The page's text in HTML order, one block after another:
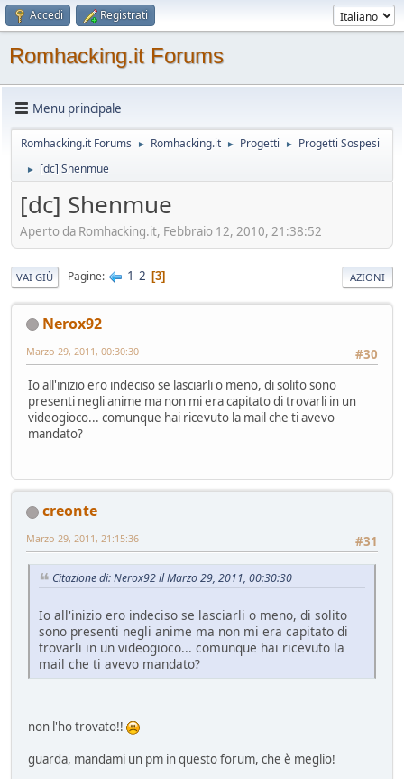
Accedi Registrati
Romhacking.it Forums
Menu principale
Romhacking.it Forums ► Romhacking.it ► Progetti ► Progetti Sospesi
► [dc] Shenmue
[dc] Shenmue
Aperto da Romhacking.it, Febbraio 12, 2010, 21:38:52
VAI GIÙ Pagine 1 2 3 AZIONI
Nerox92
#30
Marzo 29, 2011, 00:30:30
Io all'inizio ero indeciso se lasciarli o meno, di solito sono
presenti negli anime ma non mi era capitato di trovarli in un
videogioco... comunque hai ricevuto la mail che ti avevo
mandato?
creonte
#31
Marzo 29, 2011, 21:15:36
Citazione di: Nerox92 il Marzo 29, 2011, 00:30:30
Io all'inizio ero indeciso se lasciarli o meno, di solito
sono presenti negli anime ma non mi era capitato di
trovarli in un videogioco... comunque hai ricevuto la
mail che ti avevo mandato?
non l'ho trovato!!
guarda, mandami un pm in questo forum, che è meglio!